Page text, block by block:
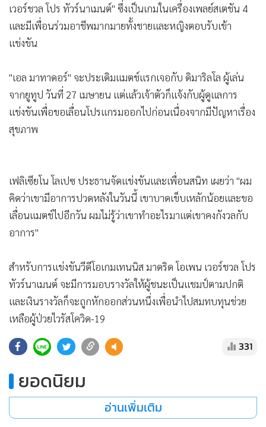
• SMEs
• หุ้น
• อินโดจีน
Celeb Online
Factcheck
เวอร์ชวล โปร ทัวร์นาเมนต์" ซึ่งเป็นเกมในเครื่องเพลย์สเตชัน 4
และมีเพื่อนร่วมอาชีพมากมายทั้งชายและหญิงตอบรับเข้า
แข่งขัน
"เอล มาทาดอร์" จะประเดิมแมตช์แรกเจอกับ ดิมาริลโล ผู้เล่น
จากยูทูป วันที่ 27 เมษายน แต่แล้วเจ้าตัวก็แจ้งกับผู้ดูแลการ
แข่งขันเพื่อขอเลื่อนโปรแกรมออกไปก่อนเนื่องจากมีปัญหาเรื่อง
สุขภาพ
เฟลิเซียโน โลเปซ ประธานจัดแข่งขันและเพื่อนสนิท เผยว่า "ผม
คิดว่าเขามีอาการปวดหลังในวันนี้ เขาบาดเข็บเหลักน้อยและขอ
เลื่อนแมตช์ไปอีกวัน ผมไม่รู้ว่าเขาทำอะไรมาแต่เขาคงกังวลกับ
อาการ"
สำหรับการแข่งขันวีดีโอเกมเทนนิส มาดริด โอเพน เวอร์ชวล โปร
ทัวร์นาเมนต์ จะมีการมอบรางวัลให้ผู้ชนะเป็นแชมป์ตามปกติ
และเงินรางวัลก็จะถูกหักออกส่วนหนึ่งเพื่อนำไปสมทบทุนช่วย
เหลือผู้ป่วยไวรัสโควิด-19
331
ยอดนิยม
อ่านเพิ่มเติม